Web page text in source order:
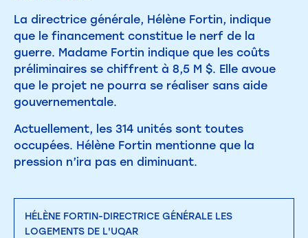
La directrice générale, Hélène Fortin, indique
que le financement constitue le nerf de la
guerre. Madame Fortin indique que les coûts
préliminaires se chiffrent à 8,5 M $. Elle avoue
que le projet ne pourra se réaliser sans aide
gouvernementale.
Actuellement, les 314 unités sont toutes
occupées. Hélène Fortin mentionne que la
pression n’ira pas en diminuant.
HÉLÈNE FORTIN-DIRECTRICE GÉNÉRALE LES
LOGEMENTS DE L'UQAR